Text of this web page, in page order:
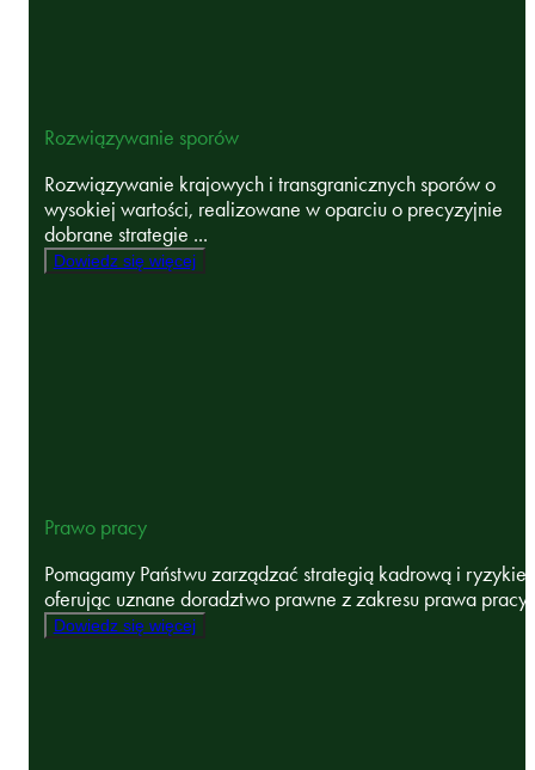
Rozwiązywanie sporów
Rozwiązywanie krajowych i transgranicznych sporów o
wysokiej wartości, realizowane w oparciu o precyzyjnie
dobrane strategie ...
Dowiedz się więcej
Prawo pracy
Pomagamy Państwu zarządzać strategią kadrową i
oferując uznane doradztwo prawne z zakresu prawa
Dowiedz się więcej